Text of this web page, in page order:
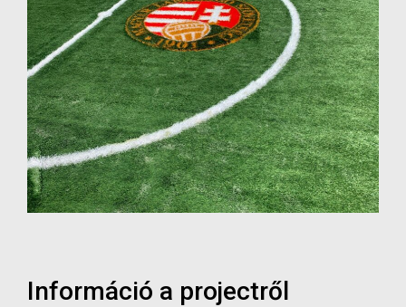
Információ a projectről